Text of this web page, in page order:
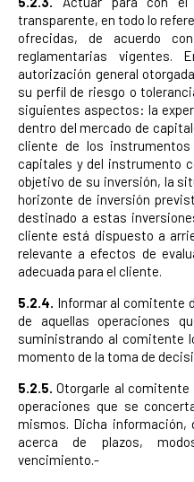
transparente, en todo lo
ofrecidas, de acuerdo
reglamentarias
autorización general
su perfil de riesgo o
siguientes aspectos: la
dentro del mercado de
cliente de los
capitales y del instrumento
objetivo de su inversión, la
horizonte de inversión
destinado a estas
cliente está dispuesto a
relevante a efectos de
adecuada para el cliente.
5.2.4. Informar al comitente
de aquellas operaciones
suministrando al comitente
momento de la toma de
5.2.5. Otorgarle al
operaciones que se
mismos. Dicha información,
acerca de plazos,
vencimiento.-